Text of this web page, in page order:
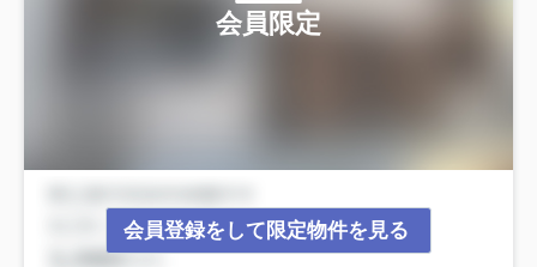
会員限定
会員登録をして限定物件を見る